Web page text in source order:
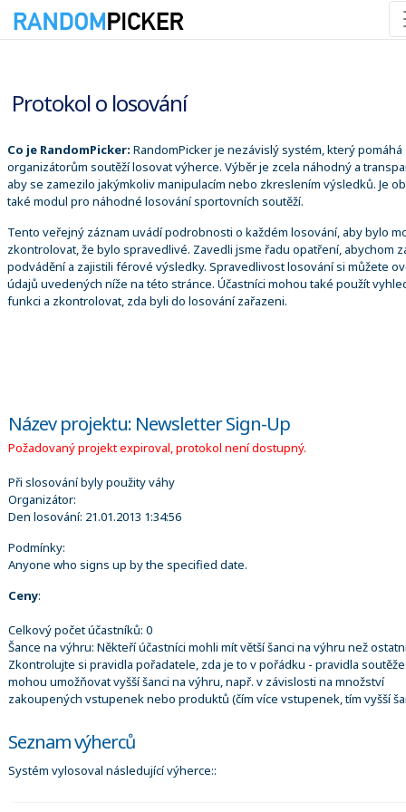
Protokol o losování
Co je RandomPicker: RandomPicker je nezávislý systém, který pomáhá
organizátorům soutěží losovat výherce. Výběr je zcela náhodný a
aby se zamezilo jakýmkoliv manipulacím nebo zkreslením výsledků. Je
také modul pro náhodné losování sportovních soutěží.
Tento veřejný záznam uvádí podrobnosti o každém losování, aby bylo
zkontrolovat, že bylo spravedlivé. Zavedli jsme řadu opatření, abychom
podvádění a zajistili férové výsledky. Spravedlivost losování si můžete
údajů uvedených níže na této stránce. Účastníci mohou také použít
funkci a zkontrolovat, zda byli do losování zařazeni.
Název projektu: Newsletter Sign-Up
Požadovaný projekt expiroval, protokol není dostupný.
Při slosování byly použity váhy
Organizátor:
Den losování: 21.01.2013 1:34:56
Podmínky:
Anyone who signs up by the specified date.
Ceny:
Celkový počet účastníků: 0
Šance na výhru: Někteří účastníci mohli mít větší šanci na výhru než
Zkontrolujte si pravidla pořadatele, zda je to v pořádku - pravidla soutěže
mohou umožňovat vyšší šanci na výhru, např. v závislosti na množství
zakoupených vstupenek nebo produktů (čím více vstupenek, tím vyšší
Seznam výherců
Systém vylosoval následující výherce::